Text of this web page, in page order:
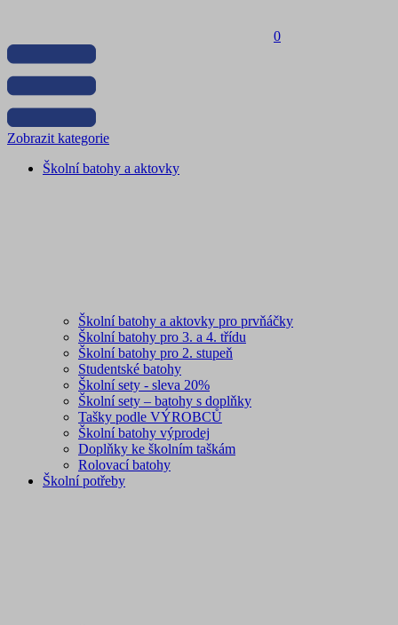
0
Zobrazit kategorie
Školní batohy a aktovky
Školní batohy a aktovky pro prvňáčky
Školní batohy pro 3. a 4. třídu
Školní batohy pro 2. stupeň
Studentské batohy
Školní sety - sleva 20%
Školní sety – batohy s doplňky
Tašky podle VÝROBCŮ
Školní batohy výprodej
Doplňky ke školním taškám
Rolovací batohy
Školní potřeby